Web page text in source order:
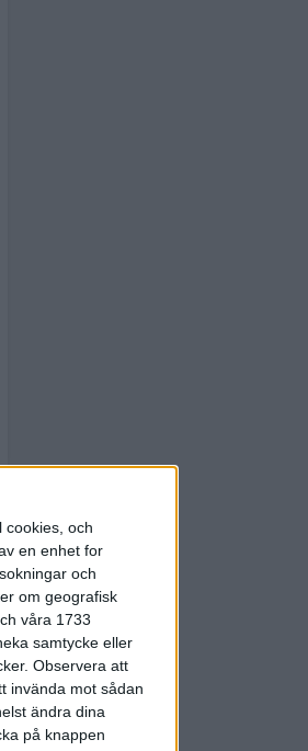
cookies, och
en enhet for
och
om geografisk
våra 1733
samtycke eller
Observera att
invända mot sådan
ändra dina
på knappen